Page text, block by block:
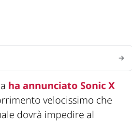
ha annunciato Sonic X
velocissimo che
dovrà impedire al